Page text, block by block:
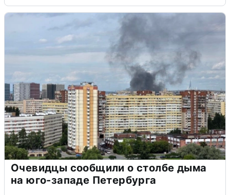
Очевидцы сообщили о столбе дыма
на юго-западе Петербурга